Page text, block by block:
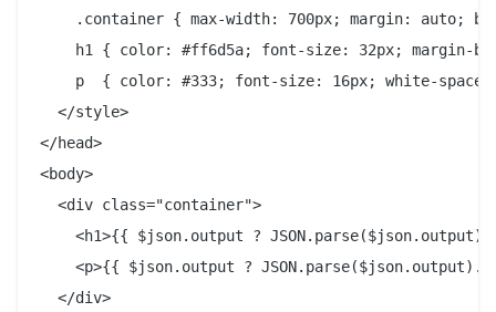
.container { max-width: 700px; margin: auto;
h1 { color: #ff6d5a; font-size: 32px; margin-
p  { color: #333; font-size: 16px; white-
  </style>
</head>
<body>
  <div class="container">
<h1>{{ $json.output ?
<p>{{ $json.output ?
  </div>